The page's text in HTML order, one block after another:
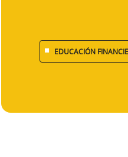
EDUCACIÓN